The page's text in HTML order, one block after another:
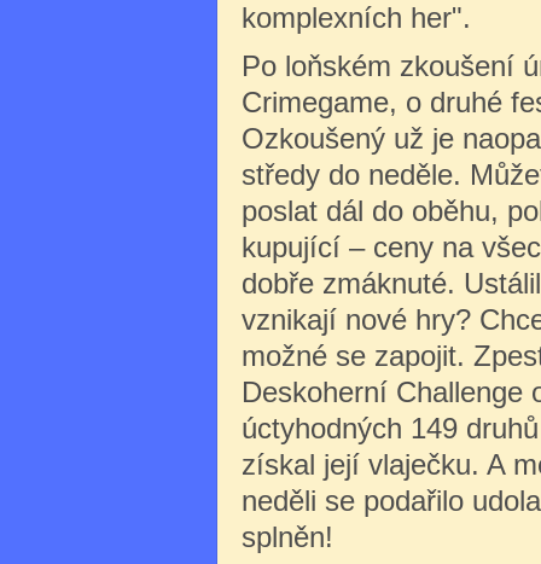
komplexních her".
Po loňském zkoušení
Crimegame, o druhé
Ozkoušený už je
středy do neděle.
poslat dál do oběhu,
kupující – ceny na
dobře zmáknuté.
vznikají nové hry?
možné se zapojit.
Deskoherní Challenge
úctyhodných 149
získal její vlaječku. A
neděli se podařilo
splněn!